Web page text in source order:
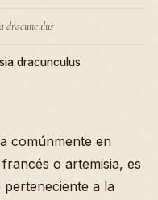
dracunculus
dracunculus
comúnmente en
o artemisia, es
a la